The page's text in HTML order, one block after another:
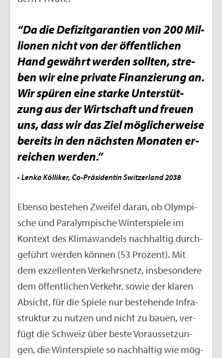
“Da die De­fi­zit­ga­ran­ti­en von 200 Mil­
lio­nen nicht von der öf­fent­li­chen
Hand ge­währt wer­den soll­ten, stre­
ben wir eine pri­va­te Fi­nan­zie­rung an.
Wir spü­ren eine star­ke Un­ter­stüt­
zung aus der Wirt­schaft und freu­en
uns, dass wir das Ziel mög­li­cher­wei­se
be­reits in den nächs­ten Mo­na­ten er­
rei­chen wer­den.”
- Lenka Köl­li­ker, Co-Prä­si­den­tin Swit­zer­land 2038
Eben­so be­stehen Zwei­fel daran, ob Olym­pi­
sche und Pa­ralym­pi­sche Win­ter­spie­le im
Kon­text des Kli­ma­wan­dels nach­hal­tig durch­
ge­führt wer­den kön­nen (53 Pro­zent). Mit
dem ex­zel­len­ten Ver­kehrs­netz, ins­be­son­de­re
dem öf­fent­li­chen Ver­kehr, sowie der kla­ren
Ab­sicht, für die Spie­le nur be­stehen­de In­fra­
struk­tur zu nut­zen und nicht zu bauen, ver­
fügt die Schweiz über beste Vor­aus­set­zun­
gen, die Win­ter­spie­le so nach­hal­tig wie mög­